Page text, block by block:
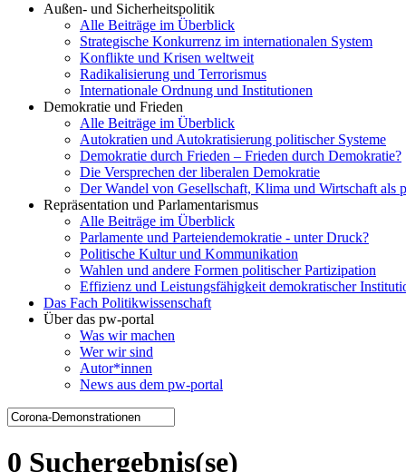
Außen- und Sicherheitspolitik
Alle Beiträge im Überblick
Strategische Konkurrenz im internationalen System
Konflikte und Krisen weltweit
Radikalisierung und Terrorismus
Internationale Ordnung und Institutionen
Demokratie und Frieden
Alle Beiträge im Überblick
Autokratien und Autokratisierung politischer Systeme
Demokratie durch Frieden – Frieden durch Demokratie?
Die Versprechen der liberalen Demokratie
Der Wandel von Gesellschaft, Klima und Wirtschaft als
Repräsentation und Parlamentarismus
Alle Beiträge im Überblick
Parlamente und Parteiendemokratie - unter Druck?
Politische Kultur und Kommunikation
Wahlen und andere Formen politischer Partizipation
Effizienz und Leistungsfähigkeit demokratischer
Das Fach Politikwissenschaft
Über das pw-portal
Was wir machen
Wer wir sind
Autor*innen
News aus dem pw-portal
0 Suchergebnis(se)